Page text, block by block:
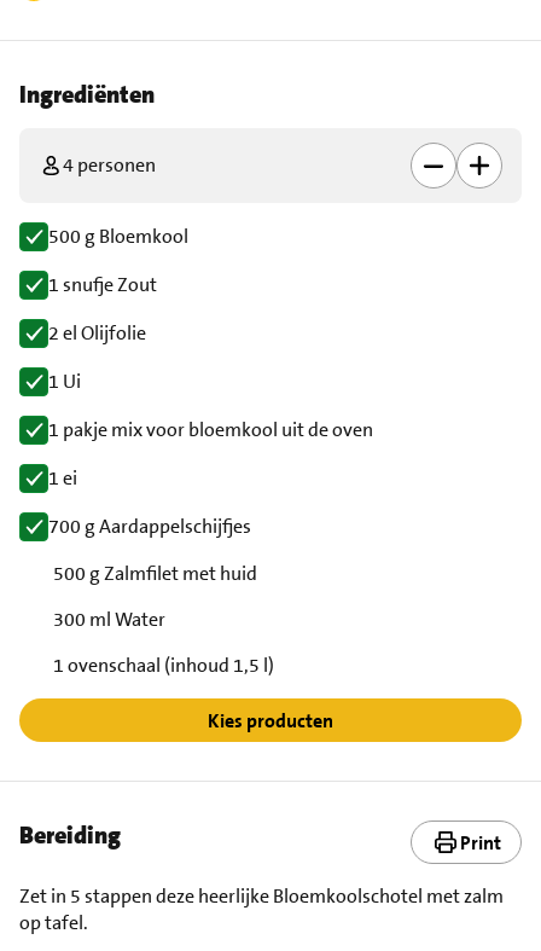
Ingrediënten
4 personen
500 g Bloemkool
1 snufje Zout
2 el Olijfolie
1 Ui
1 pakje mix voor bloemkool uit de oven
1 ei
700 g Aardappelschijfjes
500 g Zalmfilet met huid
300 ml Water
1 ovenschaal (inhoud 1,5 l)
Kies producten
Bereiding Print
Zet in 5 stappen deze heerlijke Bloemkoolschotel met zalm
op tafel.